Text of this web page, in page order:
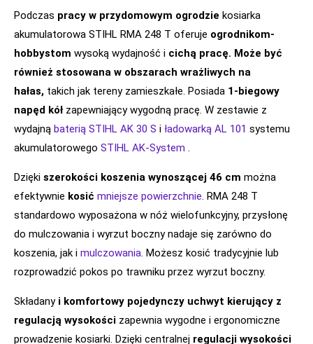
Podczas pracy w przydomowym ogrodzie kosiarka
akumulatorowa STIHL RMA 248 T oferuje ogrodnikom-
hobbystom wysoką wydajność i cichą pracę. Może być
również stosowana w obszarach wrażliwych na
hałas, takich jak tereny zamieszkałe. Posiada 1-biegowy
napęd kół zapewniający wygodną pracę. W zestawie z
wydajną baterią STIHL AK 30 S i ładowarką AL 101 systemu
akumulatorowego STIHL AK-System .
Dzięki szerokości koszenia wynoszącej 46 cm można
efektywnie kosić mniejsze powierzchnie. RMA 248 T
standardowo wyposażona w nóż wielofunkcyjny, przysłonę
do mulczowania i wyrzut boczny nadaje się zarówno do
koszenia, jak i mulczowania. Możesz kosić tradycyjnie lub
rozprowadzić pokos po trawniku przez wyrzut boczny.
Składany i komfortowy pojedynczy uchwyt kierujący z
regulacją wysokości zapewnia wygodne i ergonomiczne
prowadzenie kosiarki. Dzięki centralnej regulacji wysokości